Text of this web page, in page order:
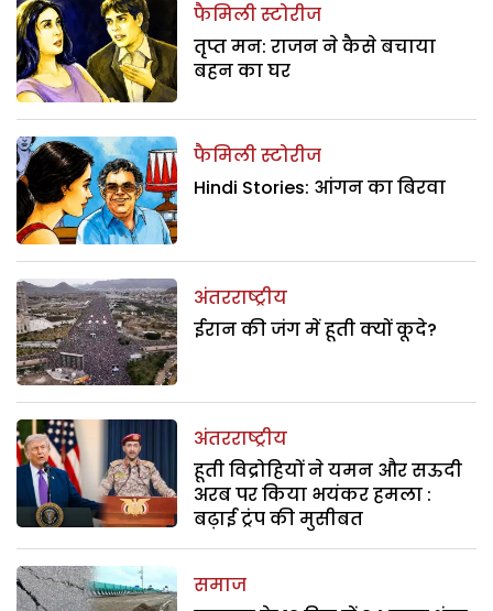
फैमिली स्टोरीज
तृप्त मन: राजन ने कैसे बचाया
बहन का घर
फैमिली स्टोरीज
Hindi Stories: आंगन का बिरवा
अंतरराष्ट्रीय
ईरान की जंग में हूती क्यों कूदे?
अंतरराष्ट्रीय
हूती विद्रोहियों ने यमन और सऊदी
अरब पर किया भयंकर हमला :
बढ़ाई ट्रंप की मुसीबत
समाज